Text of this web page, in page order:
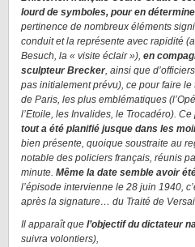
lourd de symboles, pour en
pertinence de nombreux éléments
conduit et la représente avec rapidité
Besuch, la « visite éclair »), en
sculpteur Brecker, ainsi que
pas initialement prévu), ce pour faire
de Paris, les plus emblématiques
l’Etoile, les Invalides, le Trocadéro).
tout a été planifié jusque dans les
bien présente, quoique soustraite au
notable des policiers français, réunis
minute. Même la date semble avoir
l’épisode intervienne le 28 juin 1940,
après la signature… du Traité de
Il apparaît que l’objectif du dictateur
suivra volontiers),